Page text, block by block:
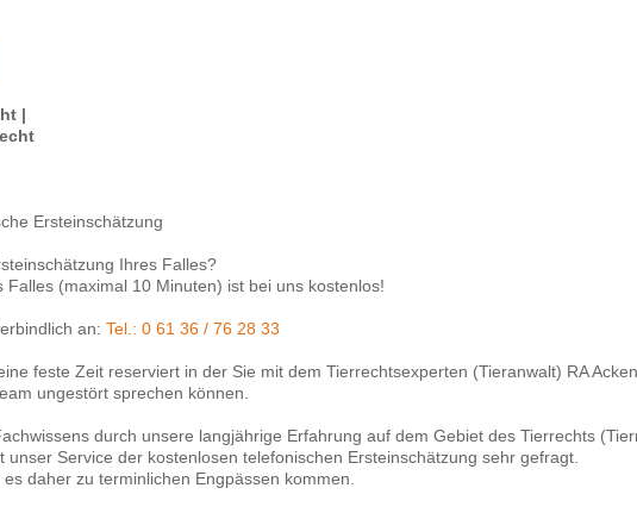
|
Ersteinschätzung
Ihres Falles?
(maximal 10 Minuten) ist bei uns kostenlos!
an: Tel.: 0 61 36 / 76 28 33
feste Zeit reserviert in der Sie mit dem Tierrechtsexperten (Tieranwalt) RA
ungestört sprechen können.
durch unsere langjährige Erfahrung auf dem Gebiet des Tierrechts
Service der kostenlosen telefonischen Ersteinschätzung sehr gefragt.
daher zu terminlichen Engpässen kommen.